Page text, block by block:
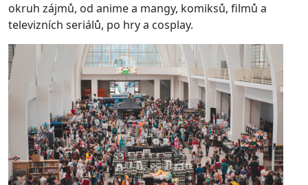
okruh zájmů, od anime a mangy, komiksů, filmů a
televizních seriálů, po hry a cosplay.